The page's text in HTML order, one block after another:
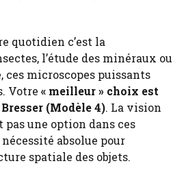
quotidien c’est la
l’étude des minéraux ou
microscopes puissants
Votre « meilleur » choix est
(Modèle 4). La vision
pas une option dans ces
nécessité absolue pour
spatiale des objets.